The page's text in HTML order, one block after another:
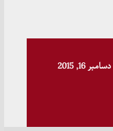
دسامبر 16, 2015